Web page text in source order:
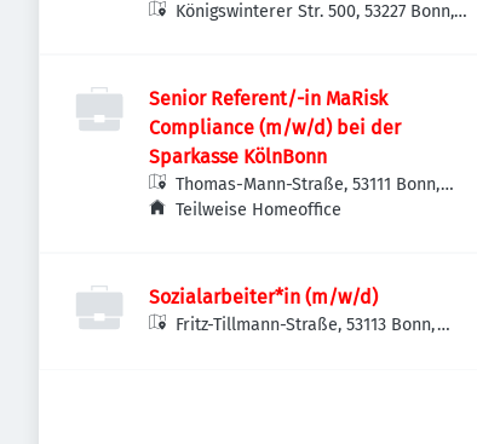
Königswinterer Str. 500, 53227 Bonn,
Senior Referent/-in MaRisk
Compliance (m/w/d) bei der
Sparkasse KölnBonn
Thomas-Mann-Straße, 53111 Bonn,
Deutschland
Teilweise Homeoffice
Sozialarbeiter*in (m/w/d)
Fritz-Tillmann-Straße, 53113 Bonn,